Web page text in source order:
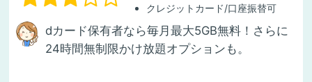
クレジットカード/口座振替可
dカード保有者なら毎月最大5GB無料！さらに
24時間無制限かけ放題オプションも。